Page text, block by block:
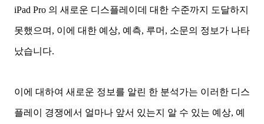
iPad Pro 의 새로운 디스플레이데 대한 수준까지 도달하지
못했으며, 이에 대한 예상, 예측, 루머, 소문의 정보가 나타
났습니다.
이에 대하여 새로운 정보를 알린 한 분석가는 이러한 디스
플레이 경쟁에서 얼마나 앞서 있는지 알 수 있는 예상, 예